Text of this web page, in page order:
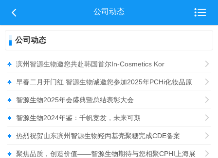
 公司动态 
公司动态

滨州智源生物邀您共赴韩国首尔In-Cosmetics Kor

早春二月开门红 智源生物诚邀您参加2025年PCHi化妆品原

智源生物2025年会盛典暨总结表彰大会

智源生物2024年鉴：千帆竞发，未来可期

热烈祝贺山东滨州智源生物羟丙基壳聚糖完成CDE备案

聚焦品质，创造价值——智源生物期待与您相聚CPHI上海展